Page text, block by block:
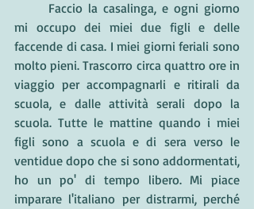
mi occupo dei miei due figli e delle
faccende di casa. I miei giorni feriali sono
molto pieni. Trascorro circa quattro ore in
viaggio per accompagnarli e ritirali da
scuola, e dalle attività serali dopo la
scuola. Tutte le mattine quando i miei
figli sono a scuola e di sera verso le
ventidue dopo che si sono addormentati,
ho un po' di tempo libero. Mi piace
imparare l'italiano per distrarmi, perché